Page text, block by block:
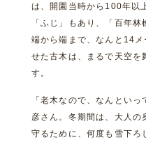
は、開園当時から100年以
「ふじ」もあり、「百年
端から端まで、なんと14
せた古木は、まるで天空を
す。
「老木なので、なんとい
彦さん。冬期間は、大人の
守るために、何度も雪下ろ